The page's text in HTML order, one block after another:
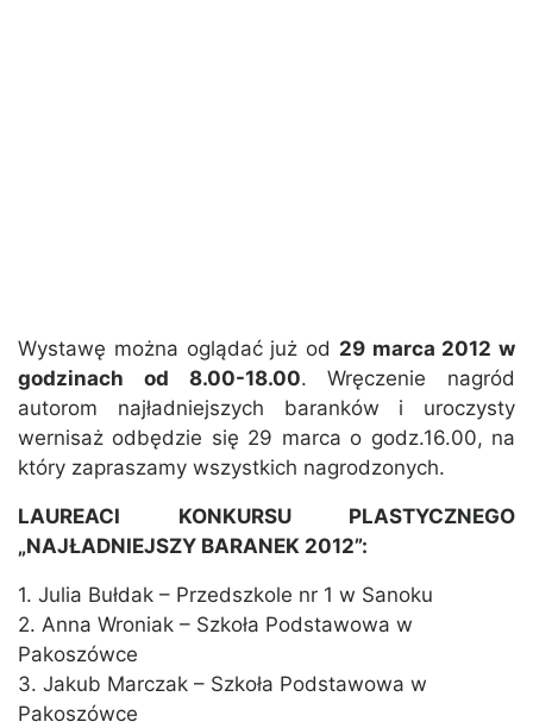
Wystawę można oglądać już od 29 marca 2012 w
godzinach od 8.00-18.00. Wręczenie nagród
autorom najładniejszych baranków i uroczysty
wernisaż odbędzie się 29 marca o godz.16.00, na
który zapraszamy wszystkich nagrodzonych.
LAUREACI KONKURSU PLASTYCZNEGO
„NAJŁADNIEJSZY BARANEK 2012”:
1. Julia Bułdak – Przedszkole nr 1 w Sanoku
2. Anna Wroniak – Szkoła Podstawowa w
Pakoszówce
3. Jakub Marczak – Szkoła Podstawowa w
Pakoszówce